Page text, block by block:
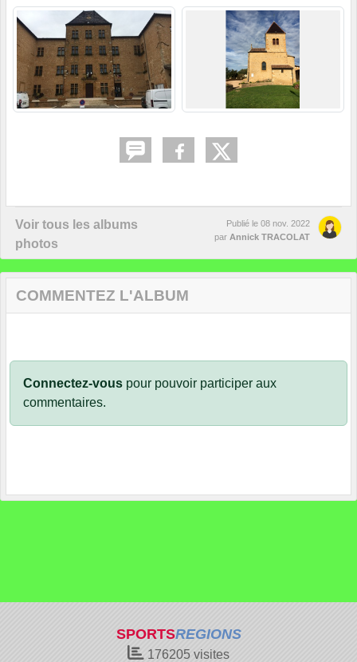
Voir tous les albums
photos
Publié le 08 nov. 2022
par Annick TRACOLAT
COMMENTEZ L'ALBUM
Connectez-vous pour pouvoir participer aux
commentaires.
SPORTSREGIONS
176205 visites